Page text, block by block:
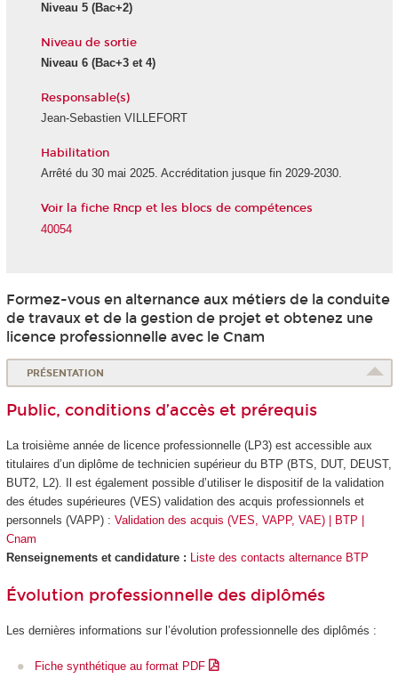
Niveau 5(Bac+2)
Niveau de sortie
Niveau 6(Bac+3 et 4)
Responsable(s)
Jean-Sebastien VILLEFORT
Habilitation
Arrêté du 30 mai 2025. Accréditation jusque fin 2029-2030.
Voir la fiche Rncp et les blocs de compétences
40054
Formez-vous en alternanceaux métiers de la conduite
de travaux et de la gestion de projet et obtenez une
licence professionnelle avec le Cnam
PRÉSENTATION
Public, conditions d’accès et prérequis
La troisième année de licence professionnelle (LP3) est accessible aux
titulaires d’un diplôme de technicien supérieur du BTP (BTS, DUT, DEUST,
BUT2, L2). Il est également possible d’utiliser le dispositif de la validation
des études supérieures (VES) validation des acquis professionnels et
personnels (VAPP) : Validation des acquis (VES, VAPP, VAE) | BTP |
Cnam
Renseignements et candidature :
Liste des contacts alternance BTP
Évolution professionnelle des diplômés
Les dernières informations sur l’évolution professionnelle des diplômés :
Fiche synthétique au format PDF